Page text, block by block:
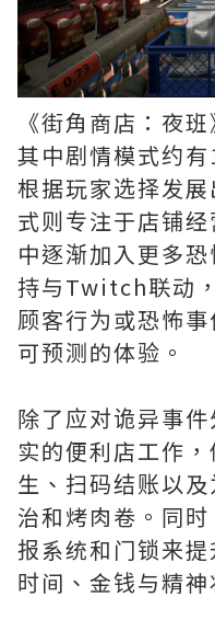
《街角商店：夜
其中剧情模式约
根据玩家选择发
式则专注于店铺
中逐渐加入更多
持与Twitch联动
顾客行为或恐怖
可预测的体验。
除了应对诡异事
实的便利店工作
生、扫码结账以
治和烤肉卷。同
报系统和门锁来
时间、金钱与精神